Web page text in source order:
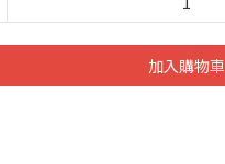
加入購物車